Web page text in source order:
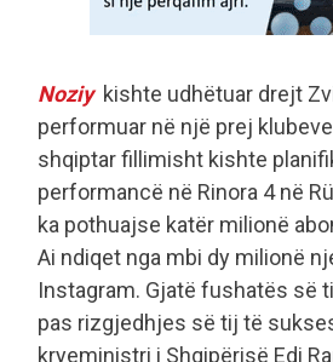
Noziy kishte udhëtuar drejt
performuar në një prej
shqiptar fillimisht kishte
performancë në Rinora 4 në
ka pothuajse katër milionë
Ai ndiqet nga mbi dy milionë
Instagram. Gjatë fushatës së
pas rizgjedhjes së tij të
kryeministri i Shqipërisë Edi